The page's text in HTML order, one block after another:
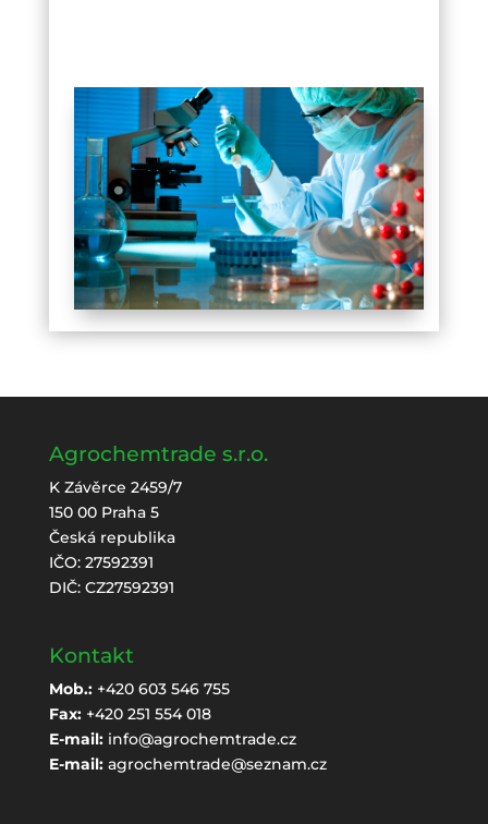
Agrochemtrade s.r.o.
K Závěrce 2459/7
150 00 Praha 5
Česká republika
IČO: 27592391
DIČ: CZ27592391
Kontakt
Mob.:+420 603 546 755
Fax:+420 251 554 018
E-mail: info@agrochemtrade.cz
E-mail: agrochemtrade@seznam.cz